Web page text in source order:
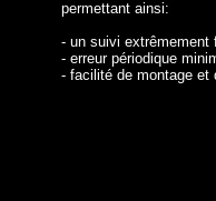
permettant ainsi:
- un suivi
- erreur périodique
- facilité de montage et